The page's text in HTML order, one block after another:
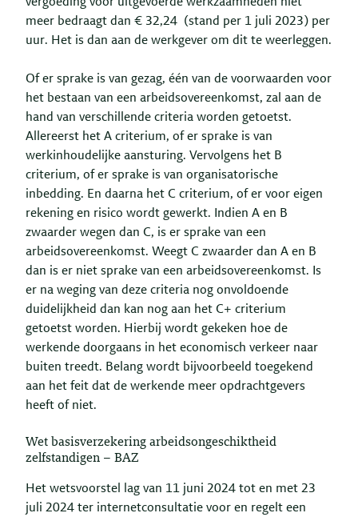
vergoeding voor uitgevoerde werkzaamheden niet
meer bedraagt dan € 32,24 (stand per 1 juli 2023) per
uur. Het is dan aan de werkgever om dit te weerleggen.
Of er sprake is van gezag, één van de voorwaarden voor
het bestaan van een arbeidsovereenkomst, zal aan de
hand van verschillende criteria worden getoetst.
Allereerst het A criterium, of er sprake is van
werkinhoudelijke aansturing. Vervolgens het B
criterium, of er sprake is van organisatorische
inbedding. En daarna het C criterium, of er voor eigen
rekening en risico wordt gewerkt. Indien A en B
zwaarder wegen dan C, is er sprake van een
arbeidsovereenkomst. Weegt C zwaarder dan A en B
dan is er niet sprake van een arbeidsovereenkomst. Is
er na weging van deze criteria nog onvoldoende
duidelijkheid dan kan nog aan het C+ criterium
getoetst worden. Hierbij wordt gekeken hoe de
werkende doorgaans in het economisch verkeer naar
buiten treedt. Belang wordt bijvoorbeeld toegekend
aan het feit dat de werkende meer opdrachtgevers
heeft of niet.
Wet basisverzekering arbeidsongeschiktheid
zelfstandigen – BAZ
Het wetsvoorstel lag van 11 juni 2024 tot en met 23
juli 2024 ter internetconsultatie voor en regelt een